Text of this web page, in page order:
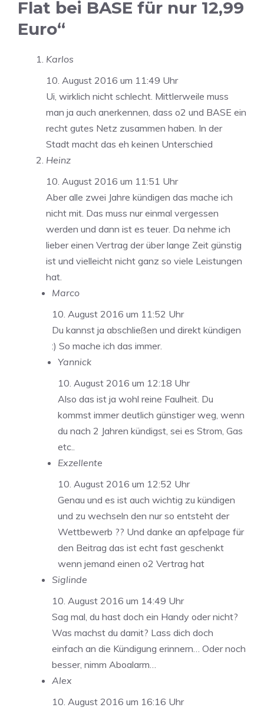
Flat bei BASE für nur 12,99
Euro“
Karlos
10. August 2016 um 11:49 Uhr
Ui, wirklich nicht schlecht. Mittlerweile muss
man ja auch anerkennen, dass o2 und BASE ein
recht gutes Netz zusammen haben. In der
Stadt macht das eh keinen Unterschied
Heinz
10. August 2016 um 11:51 Uhr
Aber alle zwei Jahre kündigen das mache ich
nicht mit. Das muss nur einmal vergessen
werden und dann ist es teuer. Da nehme ich
lieber einen Vertrag der über lange Zeit günstig
ist und vielleicht nicht ganz so viele Leistungen
hat.
Marco
10. August 2016 um 11:52 Uhr
Du kannst ja abschließen und direkt kündigen
:) So mache ich das immer.
Yannick
10. August 2016 um 12:18 Uhr
Also das ist ja wohl reine Faulheit. Du
kommst immer deutlich günstiger weg, wenn
du nach 2 Jahren kündigst, sei es Strom, Gas
etc..
Exzellente
10. August 2016 um 12:52 Uhr
Genau und es ist auch wichtig zu kündigen
und zu wechseln den nur so entsteht der
Wettbewerb ?? Und danke an apfelpage für
den Beitrag das ist echt fast geschenkt
wenn jemand einen o2 Vertrag hat
Siglinde
10. August 2016 um 14:49 Uhr
Sag mal, du hast doch ein Handy oder nicht?
Was machst du damit? Lass dich doch
einfach an die Kündigung erinnern… Oder noch
besser, nimm Aboalarm…
Alex
10. August 2016 um 16:16 Uhr